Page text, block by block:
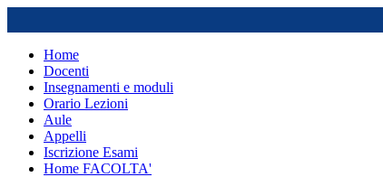
Home
Docenti
Insegnamenti e moduli
Orario Lezioni
Aule
Appelli
Iscrizione Esami
Home FACOLTA'